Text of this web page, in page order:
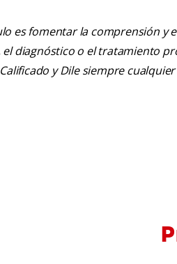
es fomentar la comprensión
diagnóstico o el tratamiento
y Dile siempre